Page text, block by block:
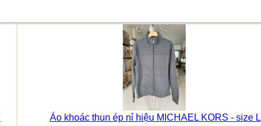
Áo khoác thun ép nỉ hiệu MICHAEL KORS - size L